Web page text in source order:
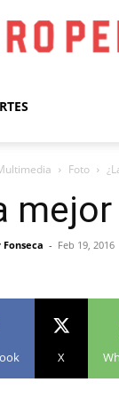
Foto
Fonseca - Feb 19, 2016
X